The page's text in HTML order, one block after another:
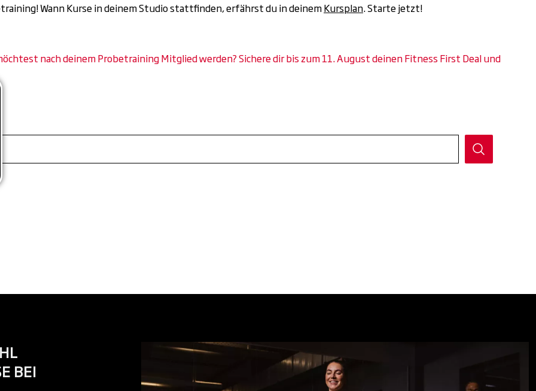
Wann Kurse in deinem Studio stattfinden, erfährst du in deinemKursplan. Starte jetzt!
nach deinem Probetraining Mitglied werden? Sichere dir bis zum 11. August deinen Fitness First Deal und
BEI